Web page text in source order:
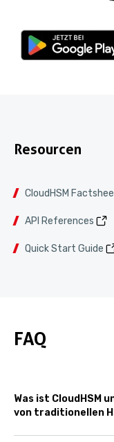
Resourcen
CloudHSM
API References
Quick Start Guide
FAQ
Was ist CloudHSM
von traditionellen